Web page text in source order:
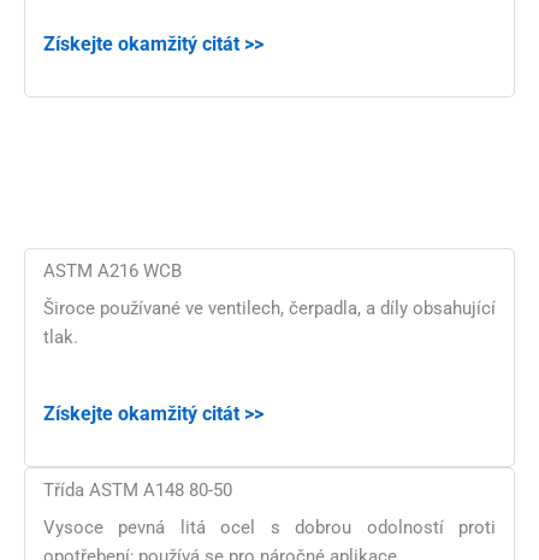
Získejte okamžitý citát >>
ASTM A216 WCB
Široce používané ve ventilech, čerpadla, a díly obsahující
tlak.
Získejte okamžitý citát >>
Třída ASTM A148 80-50
Vysoce pevná litá ocel s dobrou odolností proti